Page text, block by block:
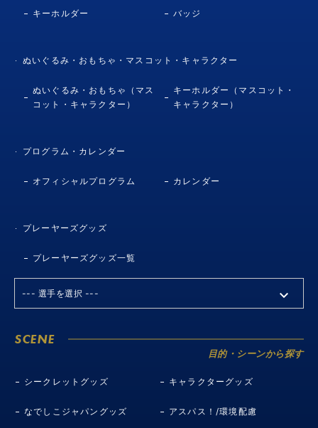
キーホルダー バッジ
ぬいぐるみ・おもちゃ・マスコット・キャラクター
ぬいぐるみ・おもちゃ（マス
コット・キャラクター）
キーホルダー（マスコット・
キャラクター）
プログラム・カレンダー
オフィシャルプログラム カレンダー
プレーヤーズグッズ
プレーヤーズグッズ一覧
SCENE
目的・シーンから探す
シークレットグッズ キャラクターグッズ
なでしこジャパングッズ アスパス！/環境配慮